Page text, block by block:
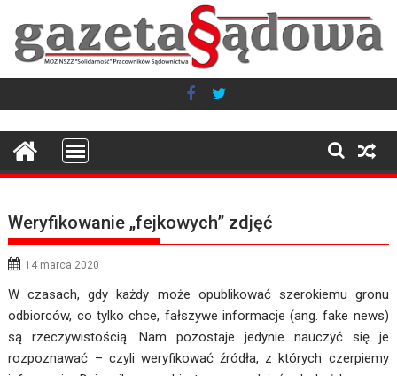
content
Weryfikowanie „fejkowych” zdjęć
14 marca 2020
W czasach, gdy każdy może opublikować szerokiemu gronu
odbiorców, co tylko chce, fałszywe informacje (ang. fake news)
są rzeczywistością. Nam pozostaje jedynie nauczyć się je
rozpoznawać – czyli weryfikować źródła, z których czerpiemy